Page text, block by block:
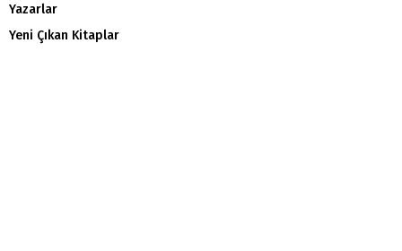
Yazarlar
Yeni Çıkan Kitaplar